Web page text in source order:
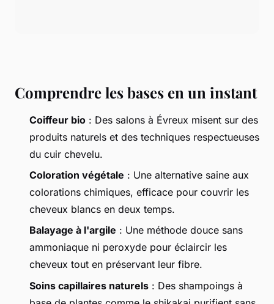
Comprendre les bases en un instant
Coiffeur bio : Des salons à Évreux misent sur des
produits naturels et des techniques respectueuses
du cuir chevelu.
Coloration végétale : Une alternative saine aux
colorations chimiques, efficace pour couvrir les
cheveux blancs en deux temps.
Balayage à l'argile : Une méthode douce sans
ammoniaque ni peroxyde pour éclaircir les
cheveux tout en préservant leur fibre.
Soins capillaires naturels : Des shampoings à